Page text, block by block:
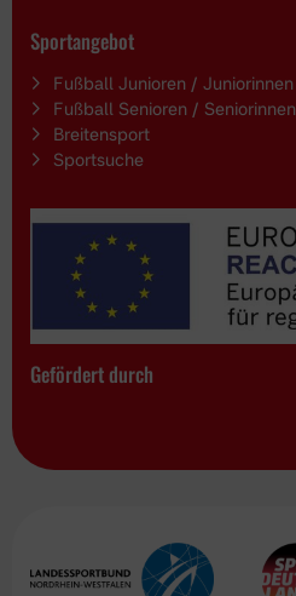
Sportangebot
Fußball Junioren / Juniorinnen
Fußball Senioren / Seniorinnen
Breitensport
Sportsuche
Gefördert durch